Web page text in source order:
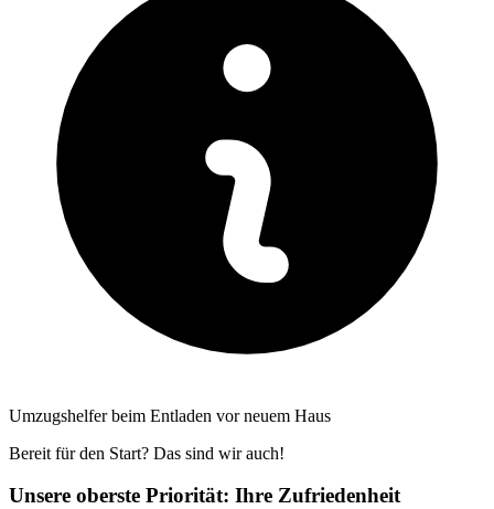
Umzugshelfer beim Entladen vor neuem Haus
Bereit für den Start? Das sind wir auch!
Unsere oberste Priorität: Ihre Zufriedenheit